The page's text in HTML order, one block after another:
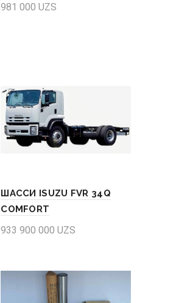
981 000UZS
ШАССИ ISUZU FVR 34Q
COMFORT
933 900 000UZS